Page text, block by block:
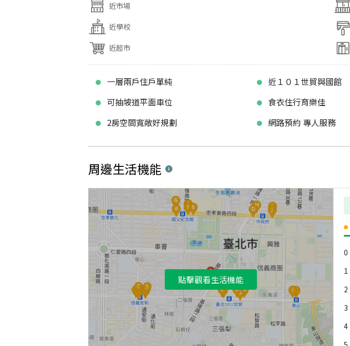
近市場
近學校
近超市
一層兩戶住戶單純 近１０１世貿與國館
可抽坡道平面車位
食衣住行育樂佳
2房空間寬敞好規劃
網路預約 專人服務
周邊生活機能
點擊觀看生活機能
0
1
2
3
4